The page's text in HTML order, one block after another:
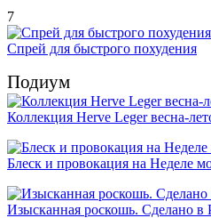
7
Спрей для быстрого похудения
Подиум
Коллекция Herve Leger весна-
Блеск и провокация на Неделе
Изысканная роскошь. Сделано в